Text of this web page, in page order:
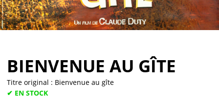
BIENVENUE AU GÎTE
Titre original : Bienvenue au gîte
✔ EN STOCK